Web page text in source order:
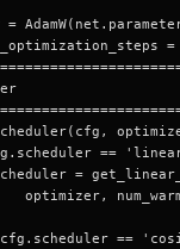
=
==
=
optimizer,
==